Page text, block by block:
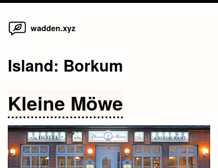
Skip
wadden.xyz
Island: Borkum
Kleine Möwe